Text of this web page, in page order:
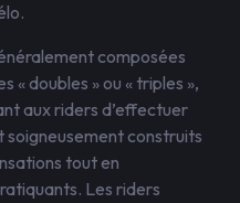
composées
« doubles » ou « triples »,
aux riders d’effectuer
soigneusement construits
tout en
Les riders